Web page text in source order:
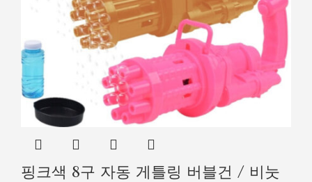
핑크색 8구 자동 게틀링 버블건 / 비눗